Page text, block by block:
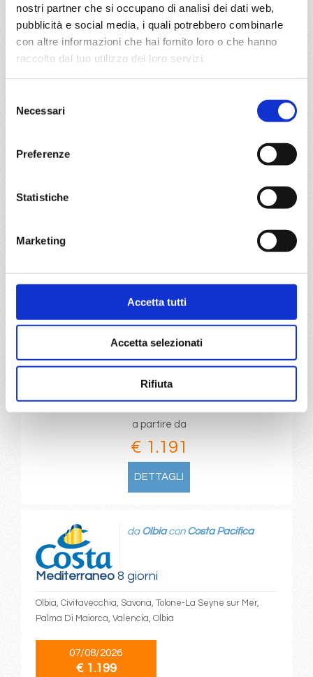
nostri partner che si occupano di analisi dei dati web,
pubblicità e social media, i quali potrebbero combinarle
con altre informazioni che hai fornito loro o che hanno
raccolto dal tuo utilizzo dei loro servizi.
delNecessari
Preferenze
Statistiche
Marketing
Accetta tutti
Accetta selezionati
Rifiuta
Mediterraneo12 giorni
daSplit croatiaconMSC Lirica
12 giorni
daVeneziaconMSC Lirica
Venezia, Katakolon, Heraklion (iraklion), Rodi, Limassol, Port
Said, Alessandria, Split croatia, Venezia
a partire da
€ 1.191
DETTAGLI
Mediterraneo8 giorni
da Olbiacon Costa Pacifica
Olbia, Civitavecchia, Savona, Tolone-La Seyne sur Mer,
Palma Di Maiorca, Valencia, Olbia
07/08/2026
€ 1.199